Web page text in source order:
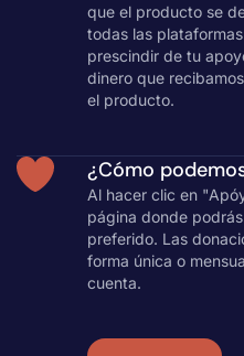
que el producto se
todas las
prescindir de tu
dinero que
el producto.
¿Cómo
Al hacer clic en
página donde
preferido. Las
forma única o
cuenta.